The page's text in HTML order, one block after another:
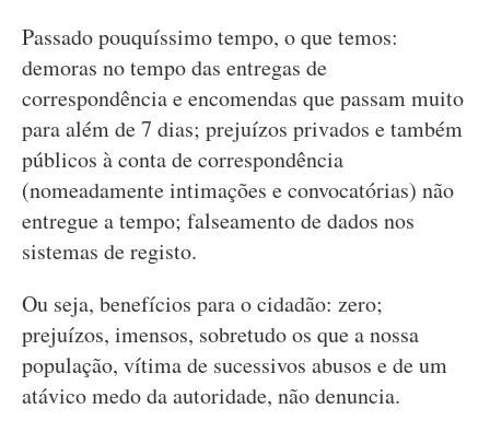
Passado pouquíssimo tempo, o que temos:
demoras no tempo das entregas de
correspondência e encomendas que passam muito
para além de 7 dias; prejuízos privados e também
públicos à conta de correspondência
(nomeadamente intimações e convocatórias) não
entregue a tempo; falseamento de dados nos
sistemas de registo.
Ou seja, benefícios para o cidadão: zero;
prejuízos, imensos, sobretudo os que a nossa
população, vítima de sucessivos abusos e de um
atávico medo da autoridade, não denuncia.